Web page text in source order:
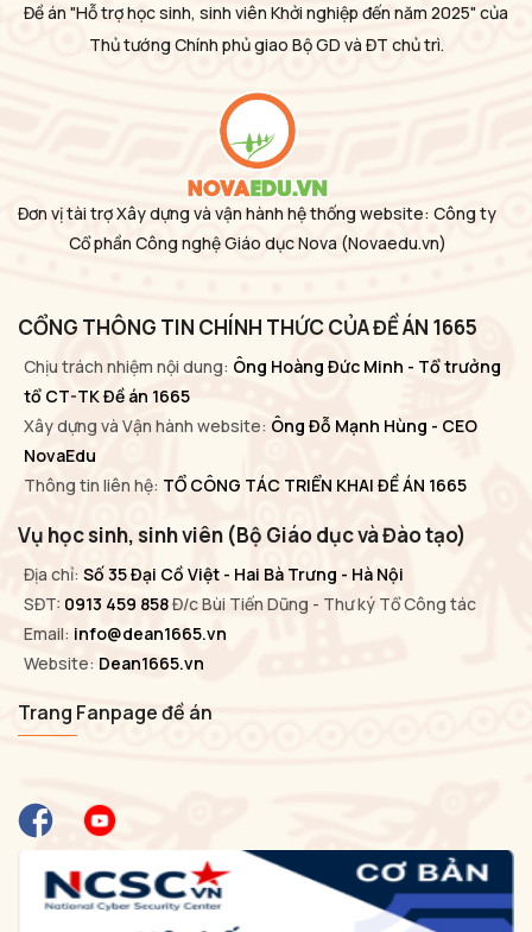
Đề án "Hỗ trợ học sinh, sinh viên Khởi nghiệp đến năm 2025" của
Thủ tướng Chính phủ giao Bộ GD và ĐT chủ trì.
Đơn vị tài trợ Xây dựng và vận hành hệ thống website: Công ty
Cổ phần Công nghệ Giáo dục Nova (Novaedu.vn)
CỔNG THÔNG TIN CHÍNH THỨC CỦA ĐỀ ÁN 1665
Chịu trách nhiệm nội dung: Ông Hoàng Đức Minh - Tổ trưởng
tổ CT-TK Đề án 1665
Xây dựng và Vận hành website: Ông Đỗ Mạnh Hùng - CEO
NovaEdu
Thông tin liên hệ: TỔ CÔNG TÁC TRIỂN KHAI ĐỀ ÁN 1665
Vụ học sinh, sinh viên (Bộ Giáo dục và Đào tạo)
Địa chỉ: Số 35 Đại Cồ Việt - Hai Bà Trưng - Hà Nội
SĐT: 0913 459 858Đ/c Bùi Tiến Dũng - Thư ký Tổ Công tác
Email: info@dean1665.vn
Website: Dean1665.vn
Trang Fanpage đề án